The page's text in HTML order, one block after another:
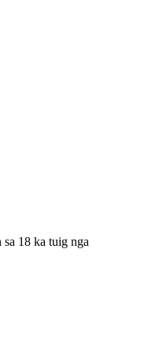
18 ka tuig nga